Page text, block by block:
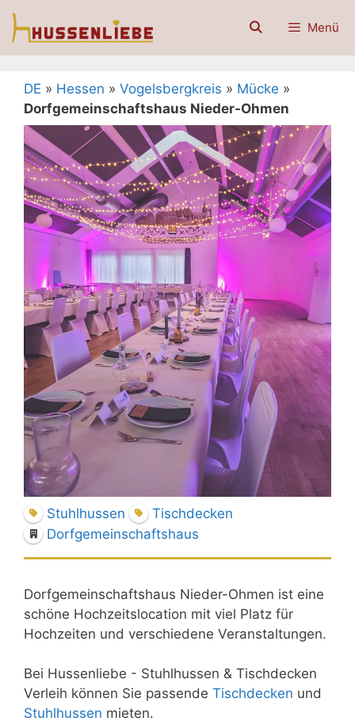
Zum
Inhalt
Menü
DE » Hessen » Vogelsbergkreis » Mücke »
Dorfgemeinschaftshaus Nieder-Ohmen
Stuhlhussen
Tischdecken
Dorfgemeinschaftshaus
Dorfgemeinschaftshaus Nieder-Ohmen ist eine
schöne Hochzeitslocation mit viel Platz für
Hochzeiten und verschiedene Veranstaltungen.
Bei Hussenliebe - Stuhlhussen & Tischdecken
Verleih können Sie passende Tischdecken und
Stuhlhussen mieten.